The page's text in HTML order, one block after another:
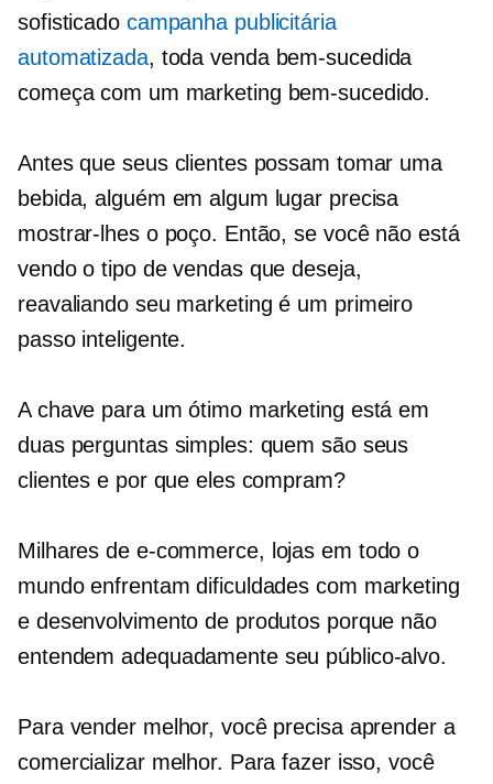
sofisticado campanha publicitária
automatizada, toda venda bem-sucedida
começa com um marketing bem-sucedido.
Antes que seus clientes possam tomar uma
bebida, alguém em algum lugar precisa
mostrar-lhes o poço. Então, se você não está
vendo o tipo de vendas que deseja,
reavaliandoseu marketing é um primeiro
passo inteligente.
A chave para um ótimo marketing está em
duas perguntas simples: quem são seus
clientes e por que eles compram?
Milhares de e-commerce, lojas em todo o
mundo enfrentam dificuldades com marketing
e desenvolvimento de produtos porque não
entendem adequadamente seu público-alvo.
Para vender melhor, você precisa aprender a
comercializar melhor. Para fazer isso, você